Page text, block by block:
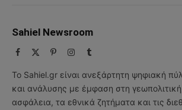
Sahiel Newsroom
Facebook PinterestInstagram
Tumblr
Το Sahiel.gr είναι ανεξάρτητη ψηφιακή
και ανάλυσης με έμφαση στη
ασφάλεια, τα εθνικά ζητήματα και τις